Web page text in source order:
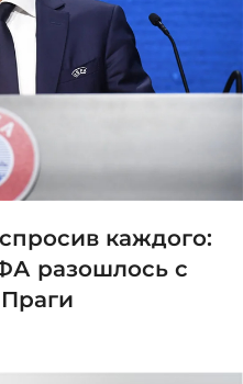
каждого:
разошлось с